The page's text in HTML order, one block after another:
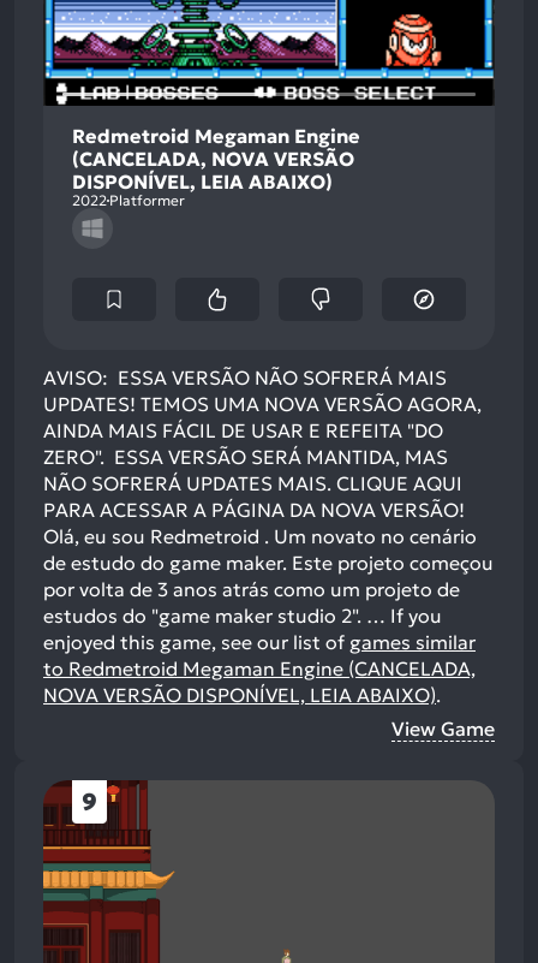
Redmetroid Megaman Engine
(CANCELADA, NOVA VERSÃO
DISPONÍVEL, LEIA ABAIXO)
2022 Platformer
AVISO: ESSA VERSÃO NÃO SOFRERÁ MAIS
UPDATES! TEMOS UMA NOVA VERSÃO AGORA,
AINDA MAIS FÁCIL DE USAR E REFEITA "DO
ZERO". ESSA VERSÃO SERÁ MANTIDA, MAS
NÃO SOFRERÁ UPDATES MAIS. CLIQUE AQUI
PARA ACESSAR A PÁGINA DA NOVA VERSÃO!
Olá, eu sou Redmetroid . Um novato no cenário
de estudo do game maker. Este projeto começou
por volta de 3 anos atrás como um projeto de
estudos do "game maker studio 2". … If you
enjoyed this game, see our list of games similar
to Redmetroid Megaman Engine (CANCELADA,
NOVA VERSÃO DISPONÍVEL, LEIA ABAIXO).
View Game
9